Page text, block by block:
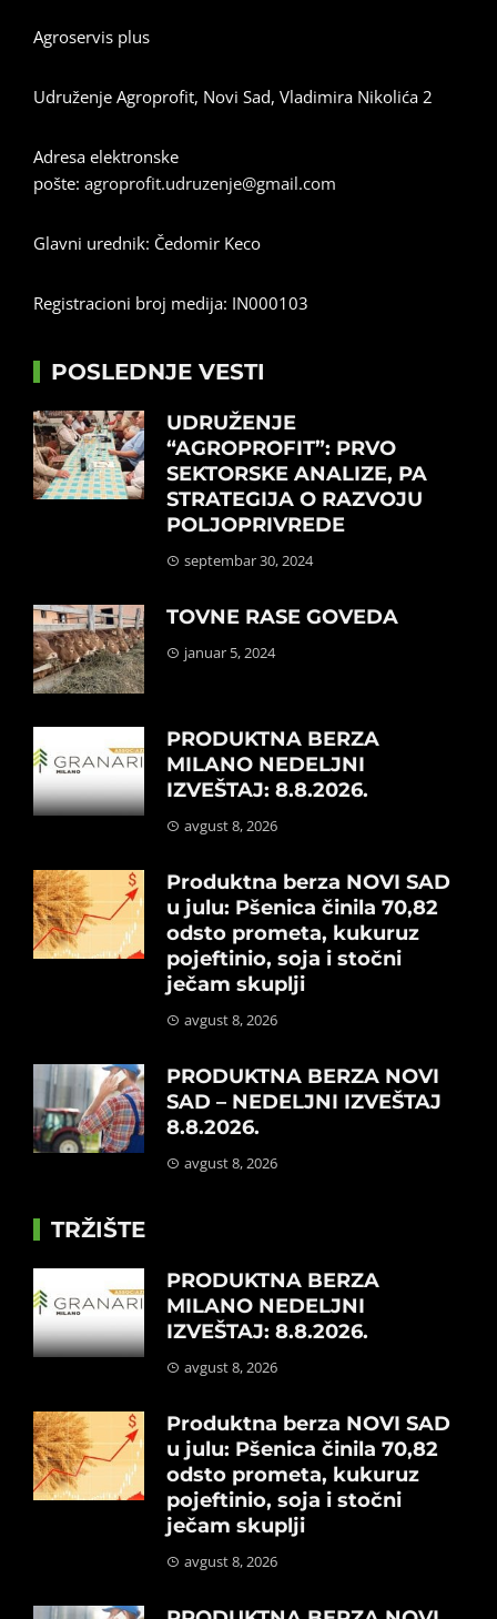
Agroservis plus
Udruženje Agroprofit, Novi Sad, Vladimira Nikolića 2
Adresa elektronske
pošte: agroprofit.udruzenje@gmail.com
Glavni urednik: Čedomir Keco
Registracioni broj medija: IN000103
POSLEDNJE VESTI
UDRUŽENJE
“AGROPROFIT”: PRVO
SEKTORSKE ANALIZE, PA
STRATEGIJA O RAZVOJU
POLJOPRIVREDE
septembar 30, 2024
TOVNE RASE GOVEDA
januar 5, 2024
PRODUKTNA BERZA
MILANO NEDELJNI
IZVEŠTAJ: 8.8.2026.
avgust 8, 2026
Produktna berza NOVI SAD
u julu: Pšenica činila 70,82
odsto prometa, kukuruz
pojeftinio, soja i stočni
ječam skuplji
avgust 8, 2026
PRODUKTNA BERZA NOVI
SAD – NEDELJNI IZVEŠTAJ
8.8.2026.
avgust 8, 2026
TRŽIŠTE
PRODUKTNA BERZA
MILANO NEDELJNI
IZVEŠTAJ: 8.8.2026.
avgust 8, 2026
Produktna berza NOVI SAD
u julu: Pšenica činila 70,82
odsto prometa, kukuruz
pojeftinio, soja i stočni
ječam skuplji
avgust 8, 2026